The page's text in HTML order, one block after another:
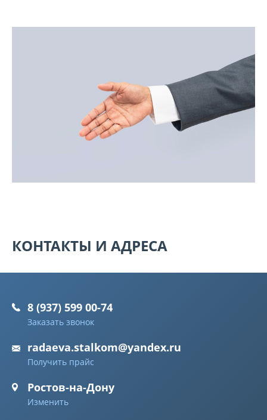
КОНТАКТЫ И АДРЕСА
8 (937) 599 00-74
Заказать звонок
radaeva.stalkom@yandex.ru
Получить прайс
Ростов-на-Дону
Изменить